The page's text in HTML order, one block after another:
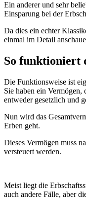
Ein anderer und sehr
Einsparung bei der
Da dies ein echter
einmal im Detail
So funktioniert
Die Funktionsweise ist
Sie haben ein Vermögen,
entweder gesetzlich und
Nun wird das
Erben geht.
Dieses Vermögen muss
versteuert werden.
Meist liegt die
auch andere Fälle, aber